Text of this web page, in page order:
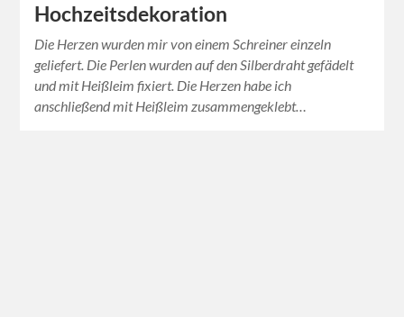
Hochzeitsdekoration
Die Herzen wurden mir von einem Schreiner einzeln
geliefert. Die Perlen wurden auf den Silberdraht gefädelt
und mit Heißleim fixiert. Die Herzen habe ich
anschließend mit Heißleim zusammengeklebt…